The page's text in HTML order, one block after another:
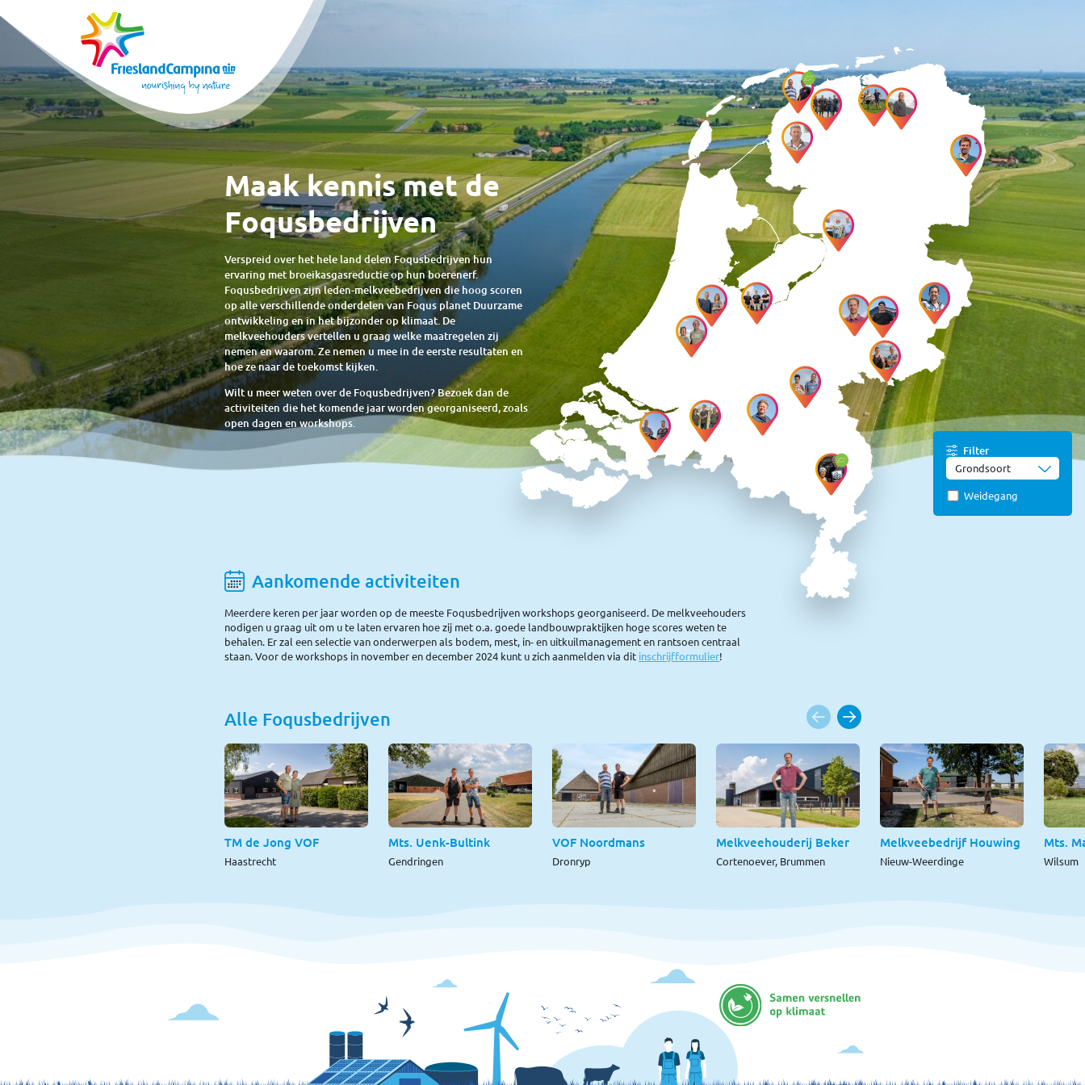
Maak kennis met de
Foqusbedrijven
Verspreid over het hele land delen Foqusbedrijven hun
ervaring met broeikasgasreductie op hun boerenerf.
Foqusbedrijven zijn leden-melkveebedrijven die hoog scoren
op alle verschillende onderdelen van Foqus planet Duurzame
ontwikkeling en in het bijzonder op klimaat. De
melkveehouders vertellen u graag welke maatregelen zij
nemen en waarom. Ze nemen u mee in de eerste resultaten en
hoe ze naar de toekomst kijken.
Wilt u meer weten over de Foqusbedrijven? Bezoek dan de
activiteiten die het komende jaar worden georganiseerd, zoals
open dagen en workshops.
Filter
Grondsoort
Weidegang
Aankomende activiteiten
Meerdere keren per jaar worden op de meeste Foqusbedrijven workshops georganiseerd. De melkveehouders
nodigen u graag uit om u te laten ervaren hoe zij met o.a. goede landbouwpraktijken hoge scores weten te
behalen. Er zal een selectie van onderwerpen als bodem, mest, in- en uitkuilmanagement en rantsoen centraal
staan. Voor de workshops in november en december 2024 kunt u zich aanmelden via dit inschrijfformulier!
Alle Foqusbedrijven
TM de Jong VOF
Haastrecht
Mts. Uenk-Bultink
Gendringen
VOF Noordmans
Dronryp
Melkveehouderij Beker
Cortenoever, Brummen
Melkveebedrijf Houwing
Nieuw-Weerdinge
Mts.
Wilsum